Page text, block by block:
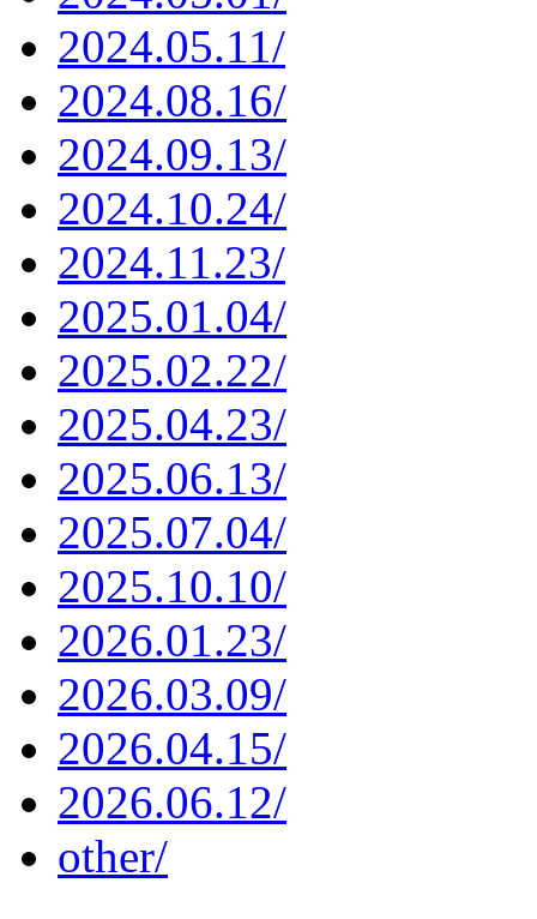
2024.05.11/
2024.08.16/
2024.09.13/
2024.10.24/
2024.11.23/
2025.01.04/
2025.02.22/
2025.04.23/
2025.06.13/
2025.07.04/
2025.10.10/
2026.01.23/
2026.03.09/
2026.04.15/
2026.06.12/
other/